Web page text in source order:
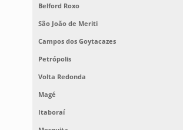
Belford Roxo
São João de Meriti
Campos dos Goytacazes
Petrópolis
Volta Redonda
Magé
Itaboraí